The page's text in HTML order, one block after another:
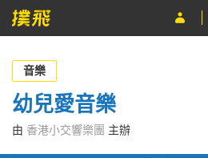
節目
主辦單位
關於撲飛
音樂
幼兒愛音樂
由 香港小交響樂團 主辦